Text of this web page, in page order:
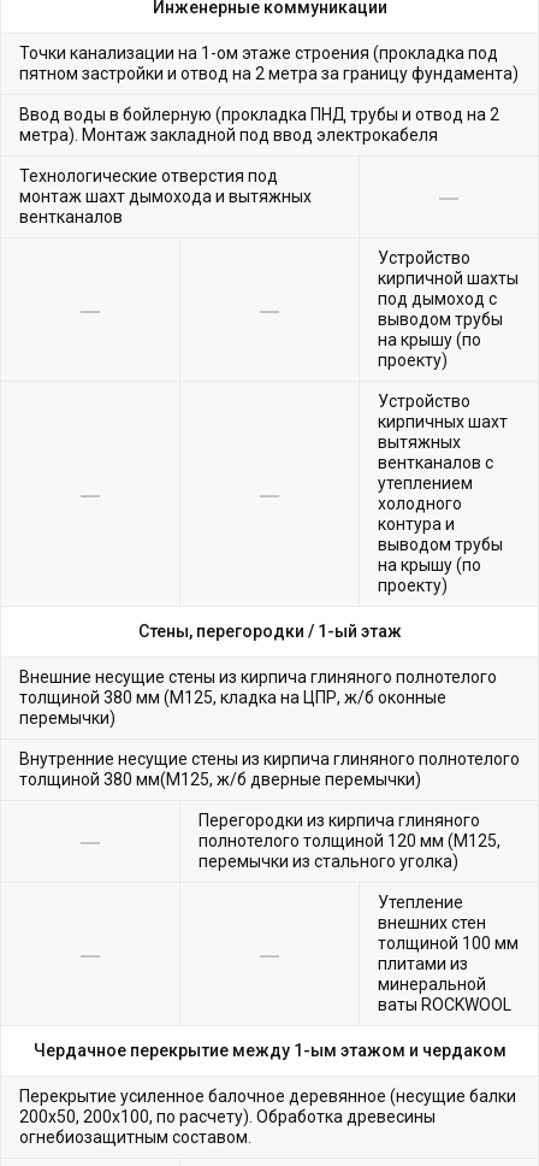
Инженерные коммуникации
Точки канализации на 1-ом этаже строения (прокладка под
пятном застройки и отвод на 2 метра за границу фундамента)
Ввод воды в бойлерную (прокладка ПНД трубы и отвод на 2
метра). Монтаж закладной под ввод электрокабеля
Технологические отверстия под
монтаж шахт дымохода и вытяжных
вентканалов
Устройство
кирпичной шахты
под дымоход с
выводом трубы
на крышу (по
проекту)
Устройство
кирпичных шахт
вытяжных
вентканалов с
утеплением
холодного
контура и
выводом трубы
на крышу (по
проекту)
Стены, перегородки / 1-ый этаж
Внешние несущие стены из кирпича глиняного полнотелого
толщиной 380 мм (М125, кладка на ЦПР, ж/б оконные
перемычки)
Внутренние несущие стены из кирпича глиняного полнотелого
толщиной 380 мм(М125, ж/б дверные перемычки)
Перегородки из кирпича глиняного
полнотелого толщиной 120 мм (М125,
перемычки из стального уголка)
Утепление
внешних стен
толщиной 100 мм
плитами из
минеральной
ваты ROCKWOOL
Чердачное перекрытие между 1-ым этажом и чердаком
Перекрытие усиленное балочное деревянное (несущие балки
200х50, 200х100, по расчету). Обработка древесины
огнебиозащитным составом.